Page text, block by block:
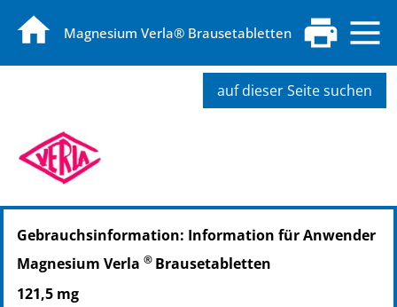
Magnesium Verla® Brausetabletten
auf dieser Seite suchen
PZN: 04909902
PPN: 110490990276
PZN: 04909919
Gebrauchsinformation: Information für Anwender
Magnesium Verla ® Brausetabletten
121,5 mg